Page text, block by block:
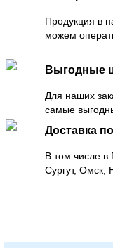
Продукция в
можем
Выгодные
Для наших
самые
Доставка
В том числе в
Сургут, Омск,